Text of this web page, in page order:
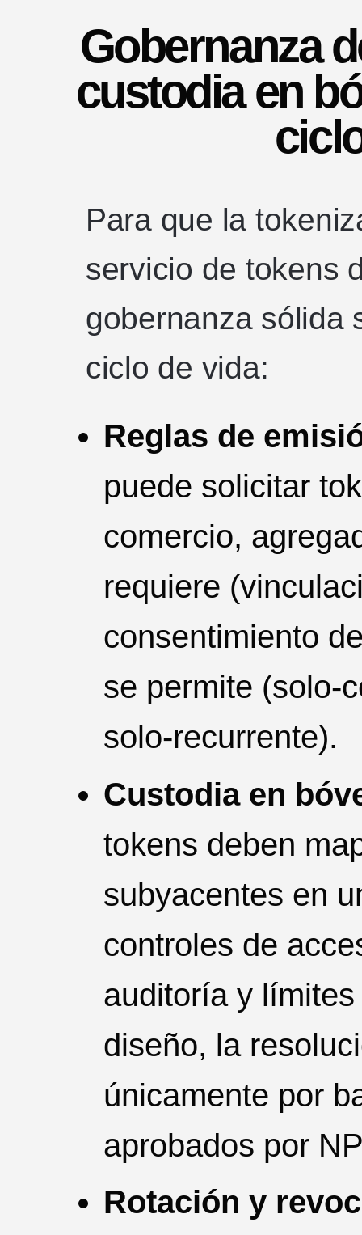
Gobernanza
custodia en
Para que la
servicio de tokens
gobernanza sólida
ciclo de vida:
Reglas de
puede solicitar
comercio,
requiere
consentimiento
se permite (solo-
solo-recurrente).
Custodia en
tokens deben
subyacentes en
controles de
auditoría y
diseño, la
únicamente por
aprobados por
Rotación y